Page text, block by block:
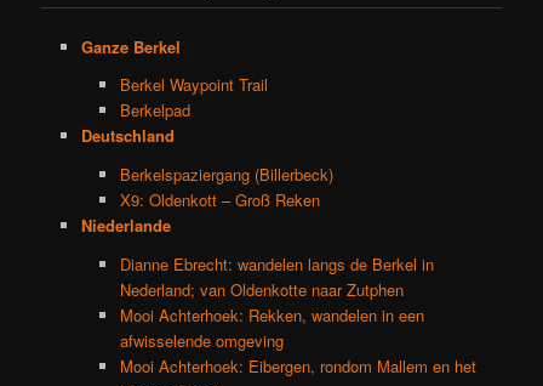
Ganze Berkel
Berkel Waypoint Trail
Berkelpad
Deutschland
Berkelspaziergang (Billerbeck)
X9: Oldenkott – Groß Reken
Niederlande
Dianne Ebrecht: wandelen langs de Berkel in
Nederland; van Oldenkotte naar Zutphen
Mooi Achterhoek: Rekken, wandelen in een
afwisselende omgeving
Mooi Achterhoek: Eibergen, rondom Mallem en het